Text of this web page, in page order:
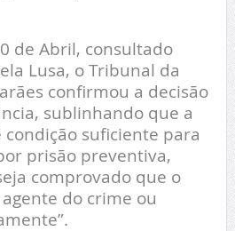
de Abril, consultado
Lusa, o Tribunal da
confirmou a decisão
sublinhando que a
condição suficiente para
prisão preventiva,
comprovado que o
do crime ou